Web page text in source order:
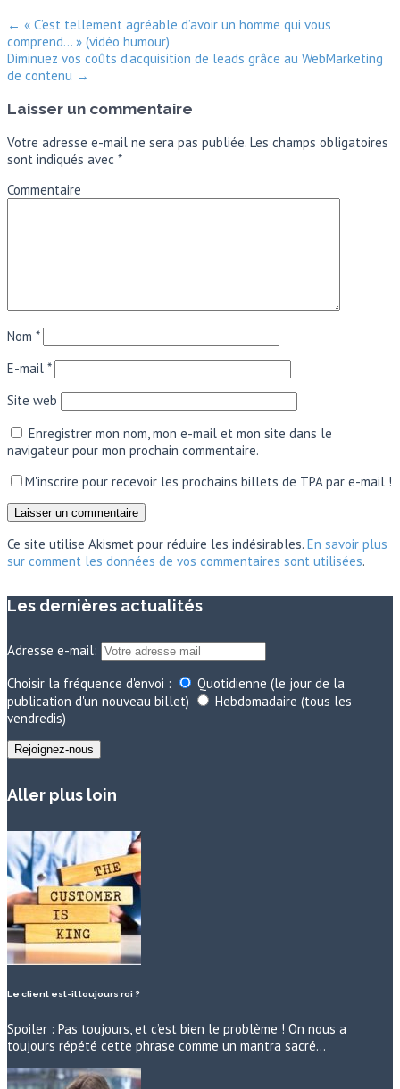
← « C’est tellement agréable d’avoir un homme qui vous
comprend… » (vidéo humour)
Diminuez vos coûts d’acquisition de leads grâce au WebMarketing
de contenu →
Laisser un commentaire
Votre adresse e-mail ne sera pas publiée. Les champs obligatoires
sont indiqués avec *
Commentaire
Nom *
E-mail *
Site web
Enregistrer mon nom, mon e-mail et mon site dans le
navigateur pour mon prochain commentaire.
M'inscrire pour recevoir les prochains billets de TPA par e-mail !
Ce site utilise Akismet pour réduire les indésirables. En savoir plus
sur comment les données de vos commentaires sont utilisées.
Les dernières actualités
Adresse e-mail:
Choisir la fréquence d'envoi :
Quotidienne (le jour de la
publication d'un nouveau billet)
Hebdomadaire (tous les
vendredis)
Aller plus loin
Le client est-il toujours roi ?
Spoiler : Pas toujours, et c’est bien le problème ! On nous a
toujours répété cette phrase comme un mantra sacré…